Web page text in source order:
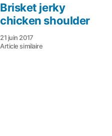
Brisket jerky
chicken shoulder
21 juin 2017
Article similaire